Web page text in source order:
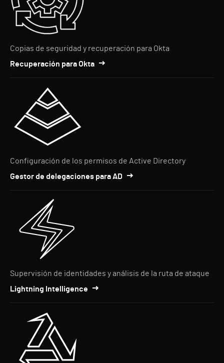
Copias de seguridad y recuperación para Okta
Recuperación para Okta
Configuración de los permisos de Active Directory
Gestor de delegaciones para AD
Supervisión de identidades y análisis de la ruta de ataque
Lightning Intelligence